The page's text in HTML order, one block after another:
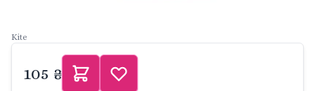
Kite
105 ₴